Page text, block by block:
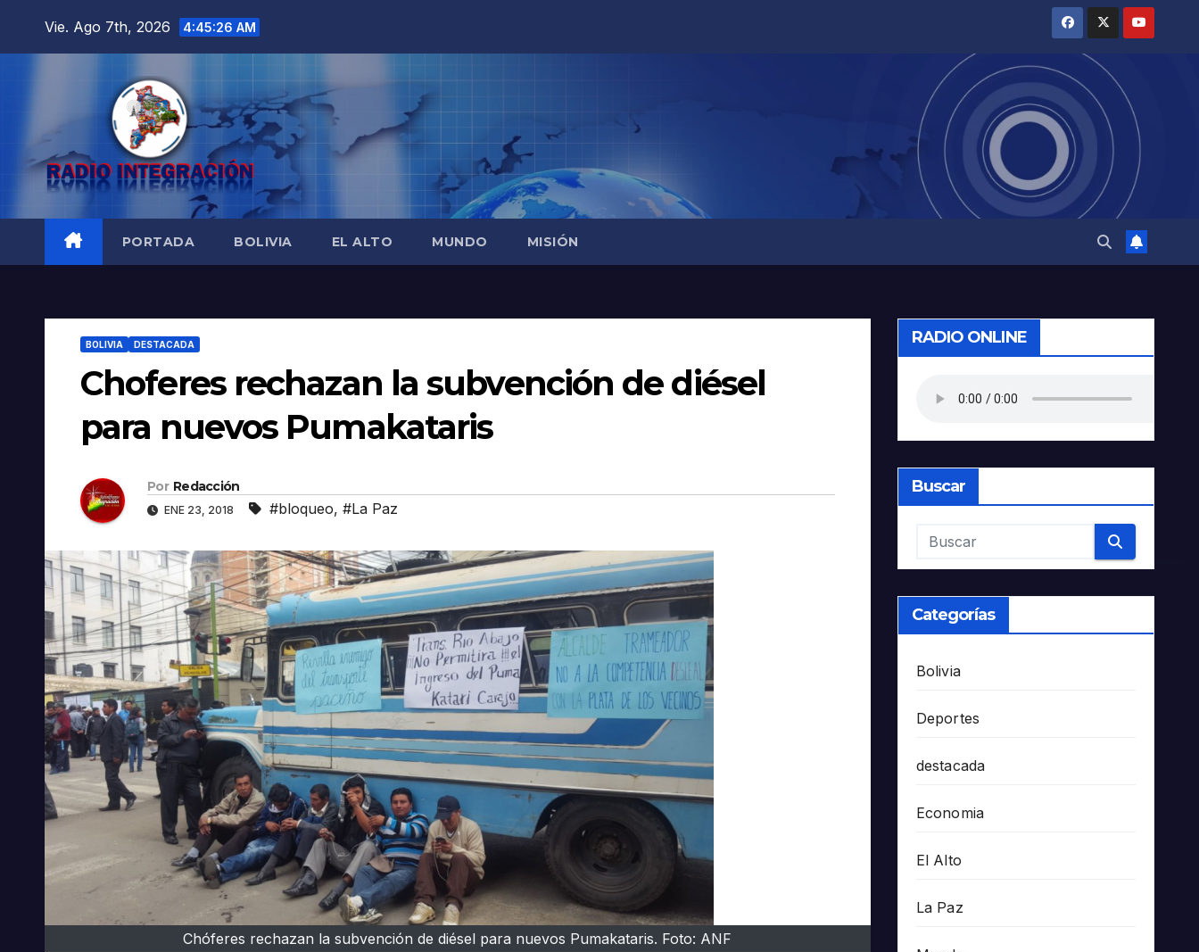
Vie. Ago 7th, 2026 4:45:27 AM
PORTADA BOLIVIA EL ALTO MUNDO MISIÓN
BOLIVIA DESTACADA
Choferes rechazan la subvención de diésel
para nuevos Pumakataris
Por Redacción
ENE 23, 2018 #bloqueo, #La Paz
Chóferes rechazan la subvención de diésel para nuevos Pumakataris. Foto: ANF
RADIO ONLINE
Buscar
Categorías
Bolivia
Deportes
destacada
Economia
El Alto
La Paz